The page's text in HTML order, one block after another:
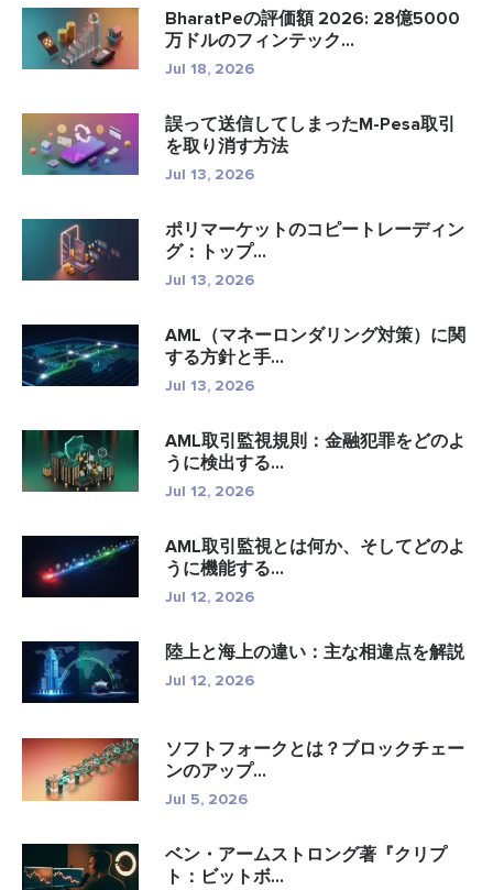
BharatPeの評価額 2026: 28億5000
万ドルのフィンテック...
Jul 18, 2026
誤って送信してしまったM-Pesa取引
を取り消す方法
Jul 13, 2026
ポリマーケットのコピートレーディン
グ：トップ...
Jul 13, 2026
AML（マネーロンダリング対策）に関
する方針と手...
Jul 13, 2026
AML取引監視規則：金融犯罪をどのよ
うに検出する...
Jul 12, 2026
AML取引監視とは何か、そしてどのよ
うに機能する...
Jul 12, 2026
陸上と海上の違い：主な相違点を解説
Jul 12, 2026
ソフトフォークとは？ブロックチェー
ンのアップ...
Jul 5, 2026
ベン・アームストロング著『クリプ
ト：ビットボ...